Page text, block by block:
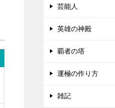
芸能人
英雄の神殿
覇者の塔
運極の作り方
雑記